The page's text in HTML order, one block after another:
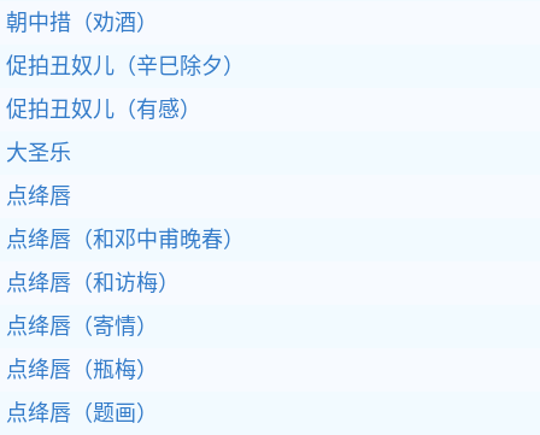
朝中措（劝酒）
促拍丑奴儿（辛巳除夕）
促拍丑奴儿（有感）
大圣乐
点绛唇
点绛唇（和邓中甫晚春）
点绛唇（和访梅）
点绛唇（寄情）
点绛唇（瓶梅）
点绛唇（题画）